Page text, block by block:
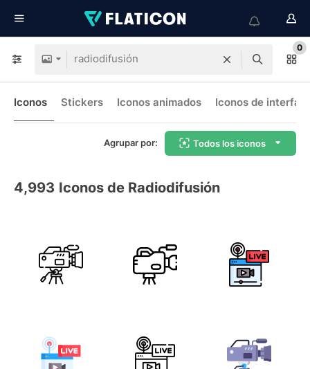
0
Iconos Stickers Iconos animados Iconos de interfaz
Agrupar por: Todos los iconos
4,993 Iconos de Radiodifusión